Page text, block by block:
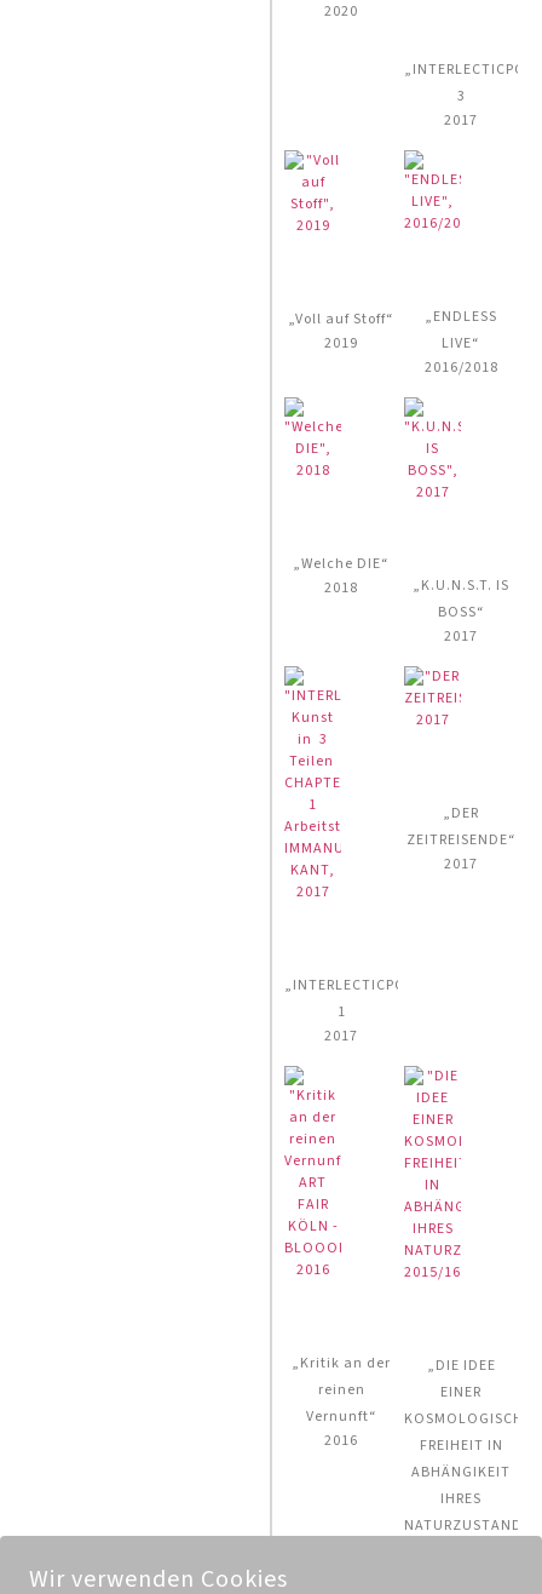
2020
3
2017
„Voll auf Stoff“
2019
„ENDLESS
LIVE“
2016/2018
„Welche DIE“
2018
„K.U.N.S.T. IS
BOSS“
2017
„INTERLECTICPOPSTARS“
1
2017
„DER
ZEITREISENDE“
2017
„Kritik an der
reinen
Vernunft“
2016
„DIE IDEE
EINER
FREIHEIT IN
ABHÄNGIKEIT
IHRES
Wir verwenden Cookies